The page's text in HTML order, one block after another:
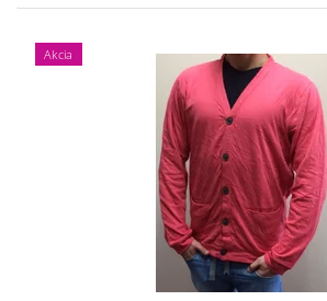
Akcia